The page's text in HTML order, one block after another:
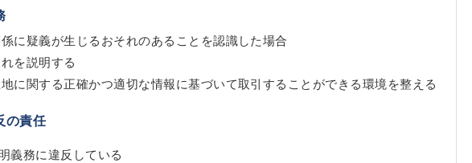
に疑義が生じるおそれのあることを認識した場合
を説明する
に関する正確かつ適切な情報に基づいて取引することができる環境を整える
責任
義務に違反している